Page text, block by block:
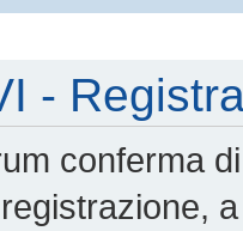
-
conferma